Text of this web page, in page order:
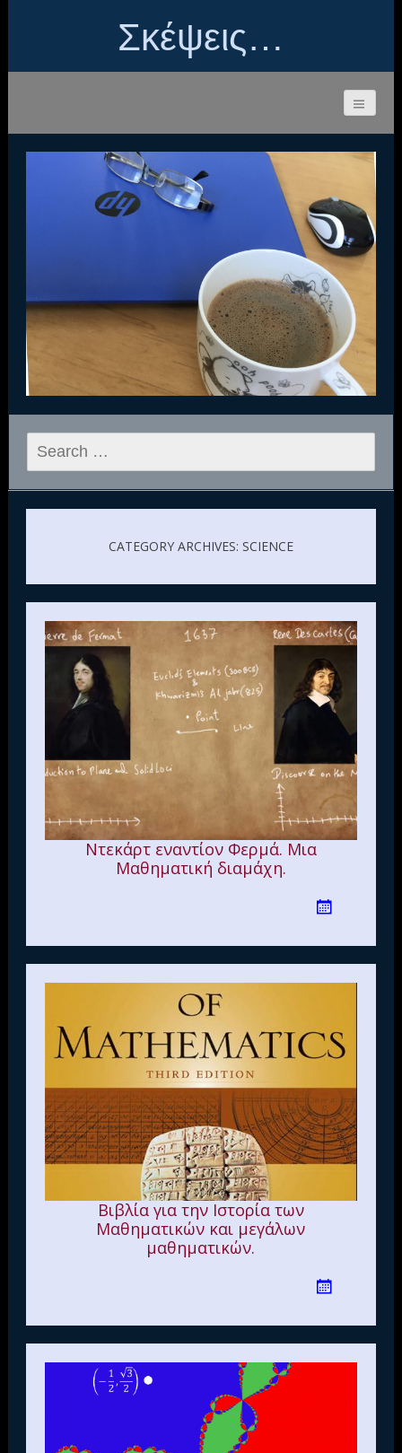
Σκέψεις…
Search
for:
CATEGORY ARCHIVES: SCIENCE
Ντεκάρτ εναντίον Φερμά. Μια
Μαθηματική διαμάχη.
Βιβλία για την Ιστορία των
Μαθηματικών και μεγάλων
μαθηματικών.